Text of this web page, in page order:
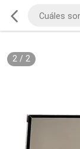
2/ 2